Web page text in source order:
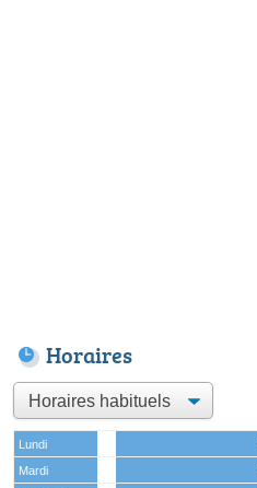
Horaires
Lundi
Mardi